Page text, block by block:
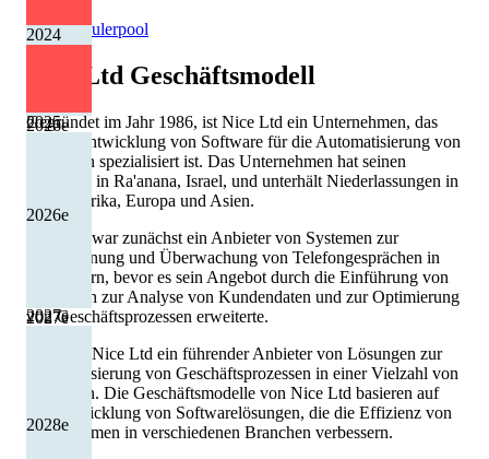
2026e
2027e
2024
2025
2026e
2027e
2028e
Quelle: Eulerpool
Nice Ltd Geschäftsmodell
Gegründet im Jahr 1986, ist Nice Ltd ein Unternehmen, das
auf die Entwicklung von Software für die Automatisierung von
Prozessen spezialisiert ist. Das Unternehmen hat seinen
Hauptsitz in Ra'anana, Israel, und unterhält Niederlassungen in
Nordamerika, Europa und Asien.
Nice Ltd war zunächst ein Anbieter von Systemen zur
Aufzeichnung und Überwachung von Telefongesprächen in
Callcentern, bevor es sein Angebot durch die Einführung von
Produkten zur Analyse von Kundendaten und zur Optimierung
von Geschäftsprozessen erweiterte.
Heute ist Nice Ltd ein führender Anbieter von Lösungen zur
Automatisierung von Geschäftsprozessen in einer Vielzahl von
Industrien. Die Geschäftsmodelle von Nice Ltd basieren auf
der Entwicklung von Softwarelösungen, die die Effizienz von
Unternehmen in verschiedenen Branchen verbessern.